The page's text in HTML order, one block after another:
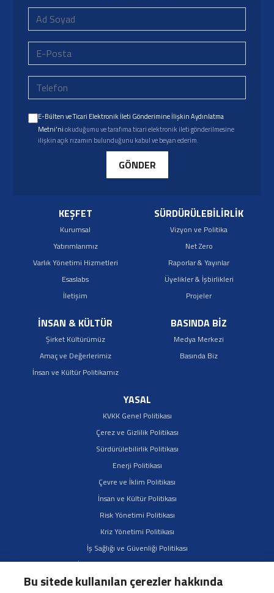
E-Bülten ve Ticari Elektronik İleti Gönderimine İlişkin Aydınlatma
Metni'niokuduğumu ve tarafıma ticari elektronik ileti gönderilmesine
ilişkin açık rızamın bulunduğunu kabul ve beyan ederim.
GÖNDER
KEŞFET
Kurumsal
Yatırımlarımız
Varlık Yönetimi Hizmetleri
Esaslabs
İletişim
SÜRDÜRÜLEBİLİRLİK
Vizyon ve Politika
Net Zero
Raporlar & Yayınlar
Üyelikler & İşbirlikleri
Projeler
İNSAN & KÜLTÜR
Şirket Kültürümüz
Amaç ve Değerlerimiz
İnsan ve Kültür Politikamız
BASINDA BİZ
Medya Merkezi
Basında Biz
YASAL
KVKK Genel Politikası
Çerez ve Gizlilik Politikası
Sürdürülebilirlik Politikası
Enerji Politikası
Çevre ve İklim Politikası
İnsan ve Kültür Politikası
Risk Yönetimi Politikası
Kriz Yönetimi Politikası
İş Sağlığı ve Güvenliği Politikası
İş Ortakları Sürdürülebilirlik Politikası
Çeşitlilik, Kapsayıcılık ve Fırsat Eşitliği Politikası
Bu sitede kullanılan çerezler hakkında